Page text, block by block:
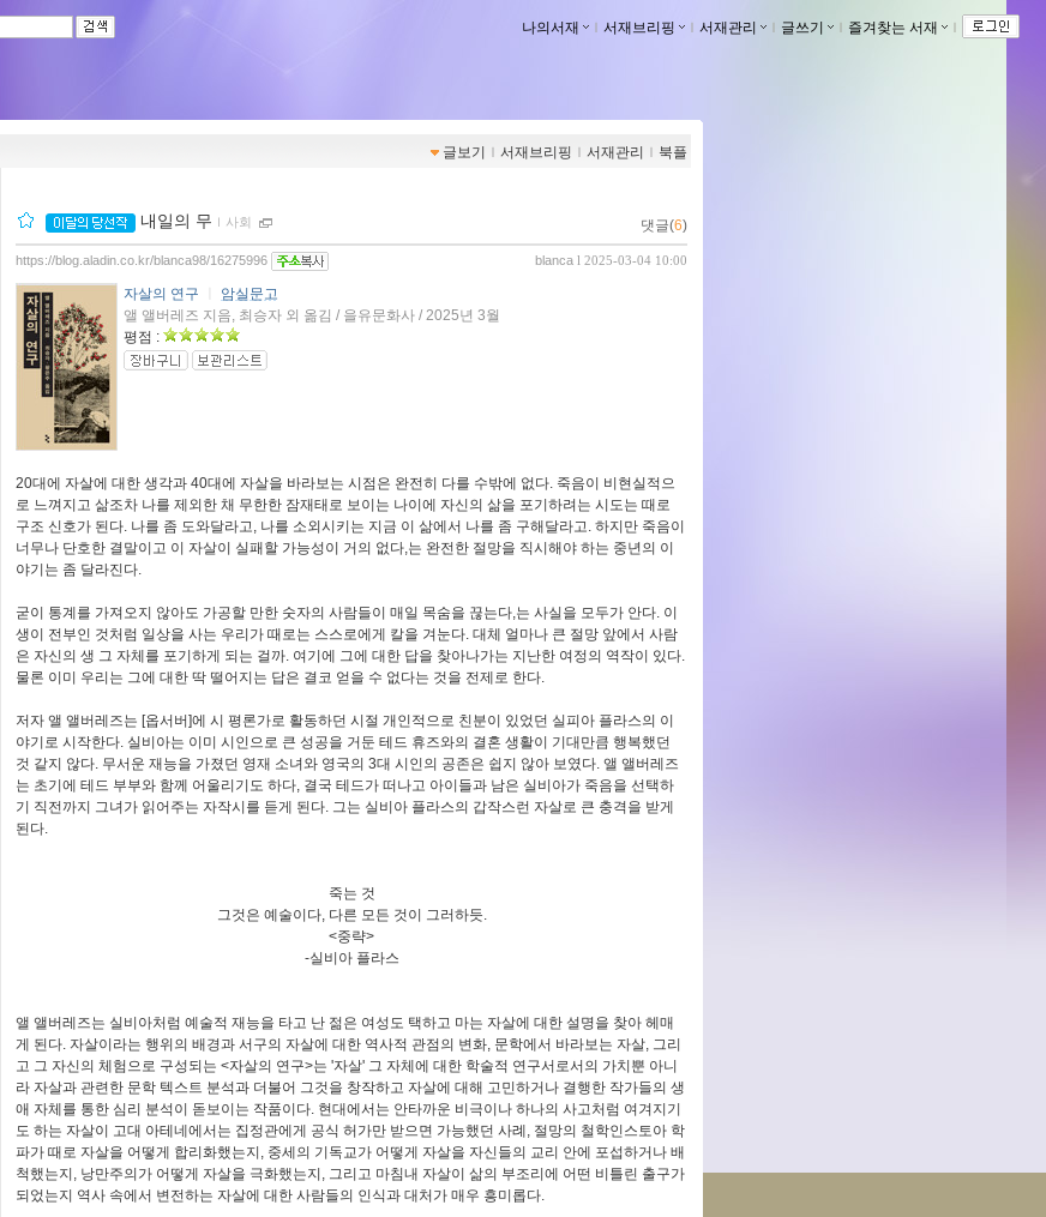
나의서재 ｌ 서재브리핑 ｌ 서재관리 ｌ 글쓰기 즐겨찾는 서재 ｌ
글보기 ｌ 서재브리핑 ｌ 서재관리 ｌ 북플
내일의 무 ｌ 사회 댓글(6)
blanca l 2025-03-04 10:00
https://blog.aladin.co.kr/blanca98/16275996
자살의 연구
암실문고
앨 앨버레즈 지음, 최승자 외 옮김 / 을유문화사 / 2025년 3월
평점 :
20대에 자살에 대한 생각과 40대에 자살을 바라보는 시점은 완전히 다를 수밖에 없다. 죽음이 비현실적으
로 느껴지고 삶조차 나를 제외한 채 무한한 잠재태로 보이는 나이에 자신의 삶을 포기하려는 시도는 때로
구조 신호가 된다. 나를 좀 도와달라고, 나를 소외시키는 지금 이 삶에서 나를 좀 구해달라고. 하지만 죽음이
너무나 단호한 결말이고 이 자살이 실패할 가능성이 거의 없다,는 완전한 절망을 직시해야 하는 중년의 이
야기는 좀 달라진다.
굳이 통계를 가져오지 않아도 가공할 만한 숫자의 사람들이 매일 목숨을 끊는다,는 사실을 모두가 안다. 이
생이 전부인 것처럼 일상을 사는 우리가 때로는 스스로에게 칼을 겨눈다. 대체 얼마나 큰 절망 앞에서 사람
은 자신의 생 그 자체를 포기하게 되는 걸까. 여기에 그에 대한 답을 찾아나가는 지난한 여정의 역작이 있다.
물론 이미 우리는 그에 대한 딱 떨어지는 답은 결코 얻을 수 없다는 것을 전제로 한다.
저자 앨 앨버레즈는 [옵서버]에 시 평론가로 활동하던 시절 개인적으로 친분이 있었던 실피아 플라스의 이
야기로 시작한다. 실비아는 이미 시인으로 큰 성공을 거둔 테드 휴즈와의 결혼 생활이 기대만큼 행복했던
것 같지 않다. 무서운 재능을 가졌던 영재 소녀와 영국의 3대 시인의 공존은 쉽지 않아 보였다. 앨 앨버레즈
는 초기에 테드 부부와 함께 어울리기도 하다, 결국 테드가 떠나고 아이들과 남은 실비아가 죽음을 선택하
기 직전까지 그녀가 읽어주는 자작시를 듣게 된다. 그는 실비아 플라스의 갑작스런 자살로 큰 충격을 받게
된다.
죽는 것
그것은 예술이다, 다른 모든 것이 그러하듯.
<중략>
-실비아 플라스
앨 앨버레즈는 실비아처럼 예술적 재능을 타고 난 젊은 여성도 택하고 마는 자살에 대한 설명을 찾아 헤매
게 된다. 자살이라는 행위의 배경과 서구의 자살에 대한 역사적 관점의 변화, 문학에서 바라보는 자살, 그리
고 그 자신의 체험으로 구성되는 <자살의 연구>는 '자살' 그 자체에 대한 학술적 연구서로서의 가치뿐 아니
라 자살과 관련한 문학 텍스트 분석과 더불어 그것을 창작하고 자살에 대해 고민하거나 결행한 작가들의 생
애 자체를 통한 심리 분석이 돋보이는 작품이다. 현대에서는 안타까운 비극이나 하나의 사고처럼 여겨지기
도 하는 자살이 고대 아테네에서는 집정관에게 공식 허가만 받으면 가능했던 사례, 절망의 철학인스토아 학
파가 때로 자살을 어떻게 합리화했는지, 중세의 기독교가 어떻게 자살을 자신들의 교리 안에 포섭하거나 배
척했는지, 낭만주의가 어떻게 자살을 극화했는지, 그리고 마침내 자살이 삶의 부조리에 어떤 비틀린 출구가
되었는지 역사 속에서 변전하는 자살에 대한 사람들의 인식과 대처가 매우 흥미롭다.